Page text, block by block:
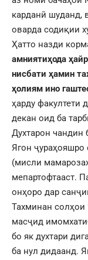
карданӣ шуданд,
оварда содиқии
Ҳатто назди
амниятиҳода
нисбати ҳамин
ҳолиям ино
ҳарду
декан оид ба
Духтарон чандин
Ягон
(мисли
мепартофтааст.
онҳоро дар
Тахминан солҳои
масҷид
бо як духтари
ба нул дидаанд.